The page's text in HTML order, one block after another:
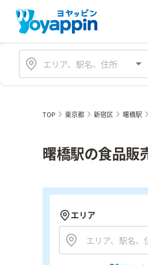
TOP 東京都 新宿区 曙橋駅
曙橋駅の食品販
エリア